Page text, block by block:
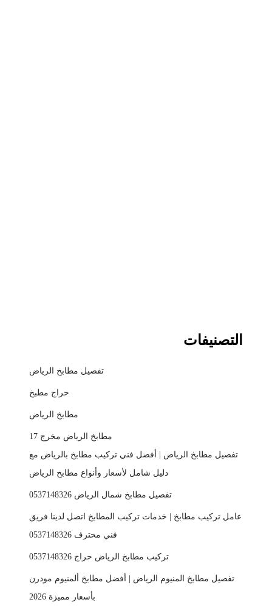
التصنيفات
تفصيل مطابخ الرياض
حراج مطبخ
مطابخ الرياض
مطابخ الرياض مخرج 17
تفصيل مطابخ الرياض | أفضل فني تركيب مطابخ بالرياض مع
دليل شامل لأسعار وأنواع مطابخ الرياض
تفصيل مطابخ شمال الرياض 0537148326
عامل تركيب مطابخ | خدمات تركيب المطابخ اتصل لدينا فريق
فني محترف 0537148326
تركيب مطابخ الرياض حراج 0537148326
تفصيل مطابخ المنيوم الرياض | أفضل مطابخ ألمنيوم مودرن
بأسعار مميزة 2026